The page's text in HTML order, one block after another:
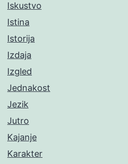
Iskustvo
Istina
Istorija
Izdaja
Izgled
Jednakost
Jezik
Jutro
Kajanje
Karakter